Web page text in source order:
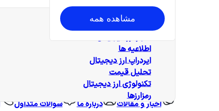
مشاهده همه
همه‌ مطالب
آموزش
اطلاعیه ها
ایردراپ ارز دیجیتال
تحلیل قیمت
تکنولوژی ارز دیجیتال
رمزارزها
اخبار و مقالات درباره ما سوالات متداول